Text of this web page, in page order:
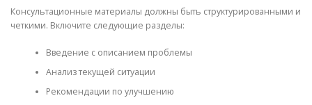
Консультационные материалы должны быть структурированными и
четкими. Включите следующие разделы:
Введение с описанием проблемы
Анализ текущей ситуации
Рекомендации по улучшению